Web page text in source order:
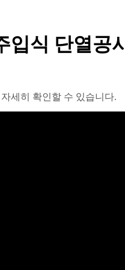
입식 단열공
세히 확인할 수 있습니다.